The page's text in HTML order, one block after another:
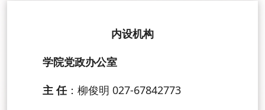
内设机构
学院党政办公室
主 任：柳俊明 027-67842773